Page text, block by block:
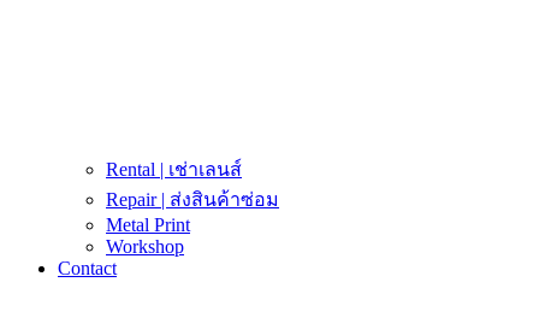
Rental | เช่าเลนส์
Repair | ส่งสินค้าซ่อม
Metal Print
Workshop
Contact